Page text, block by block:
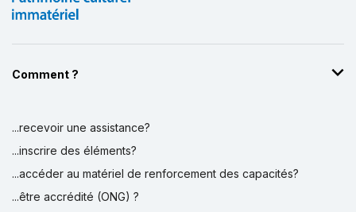
Comment ?
...recevoir une assistance?
...inscrire des éléments?
...accéder au matériel de renforcement des capacités?
...être accrédité (ONG) ?